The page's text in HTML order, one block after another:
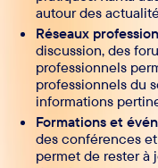
autour des
Réseaux
discussion, des
professionnels
professionnels du
informations
Formations et
des conférences
permet de rester à